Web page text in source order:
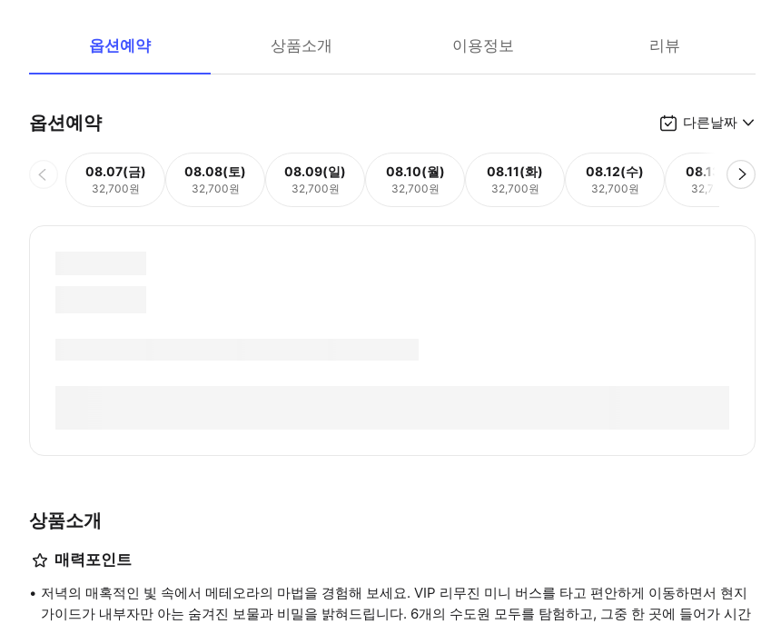
옵션예약 상품소개 이용정보 리뷰
옵션예약 다른날짜
08.07(금)
32,700원
08.08(토)
32,700원
08.09(일)
32,700원
08.10(월)
32,700원
08.11(화)
32,700원
08.12(수)
32,700원
08.13(목)
32,700원
상품소개
매력포인트
저녁의 매혹적인 빛 속에서 메테오라의 마법을 경험해 보세요. VIP 리무진 미니 버스를 타고 편안하게 이동하면서 현지
가이드가 내부자만 아는 숨겨진 보물과 비밀을 밝혀드립니다. 6개의 수도원 모두를 탐험하고, 그중 한 곳에 들어가 시간